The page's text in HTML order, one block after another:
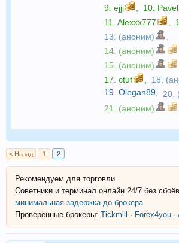
9. ejji 10.
11. Alexxx777
13. (аноним)
14. (аноним)
15. (аноним)
17. ctuf 18.
19. Olegan89 20.
21. (аноним)
< Назад 1 2
Рекомендуем для торговли
Советники и терминал онлайн 24/7 без
минимальная задержка до брокера
Проверенные брокеры: Tickmill · Forex4you ·